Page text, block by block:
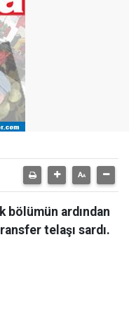
bölümün ardından
telaşı sardı.